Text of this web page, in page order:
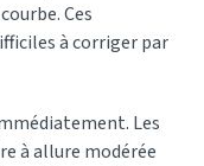
Ces
à corriger par
Les
à allure modérée